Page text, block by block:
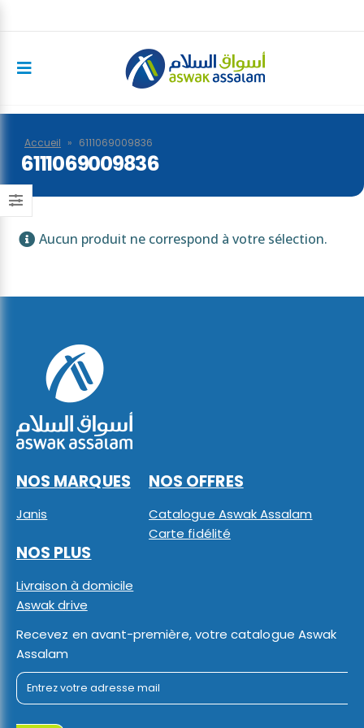
Accueil » 6111069009836
6111069009836
Aucun produit ne correspond à votre sélection.
NOS MARQUES
Janis
NOS OFFRES
Catalogue Aswak Assalam
Carte fidélité
NOS PLUS
Livraison à domicile
Aswak drive
Recevez en avant-première, votre catalogue Aswak
Assalam